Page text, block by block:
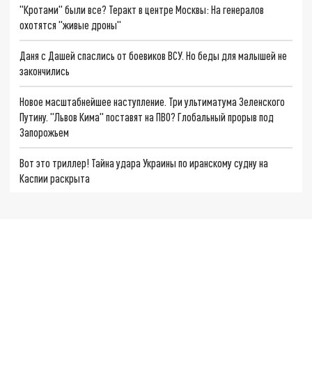
"Кротами" были все? Теракт в центре Москвы: На генералов
охотятся "живые дроны"
Даня с Дашей спаслись от боевиков ВСУ. Но беды для малышей не
закончились
Новое масштабнейшее наступление. Три ультиматума Зеленского
Путину. "Львов Кима" поставят на ПВО? Глобальный прорыв под
Запорожьем
Вот это триллер! Тайна удара Украины по иранскому судну на
Каспии раскрыта